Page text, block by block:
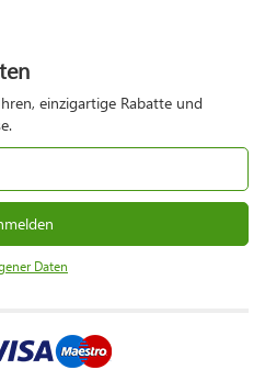
einzigartige Rabatte und
Daten